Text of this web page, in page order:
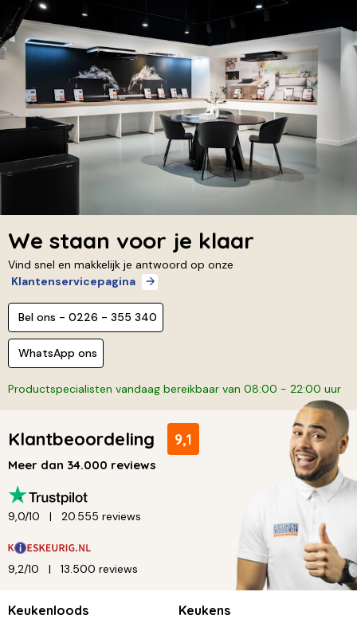
We staan voor je klaar
Vind snel en makkelijk je antwoord op onze
Klantenservicepagina
Bel ons - 0226 - 355 340
WhatsApp ons
Productspecialisten vandaag bereikbaar van 08:00 - 22:00 uur
Klantbeoordeling 9,1
Meer dan 34.000 reviews
9,0/10 20.555 reviews
9,2/10 13.500 reviews
Keukenloods Keukens